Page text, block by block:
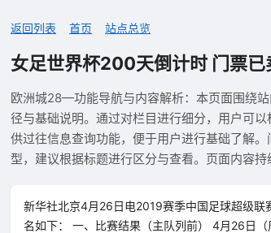
返回列表 首页 站点总览
女足世界杯200天倒计时 门票
欧洲城28—功能导航与内容解析：本页面围绕
径与基础说明。通过对栏目进行细分，用户可
供过往信息查询功能，便于用户进行基础了解
型，建议根据标题进行区分与查看。页面内容
新华社北京4月26日电2019赛季中国足球超级
名如下： 一、比赛结果（主队列前） 4月26日